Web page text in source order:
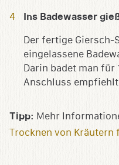
Ins Badewasser
Der fertige Giersch-
eingelassene
Darin badet man für
Anschluss
Tipp: Mehr
Trocknen von Kräutern